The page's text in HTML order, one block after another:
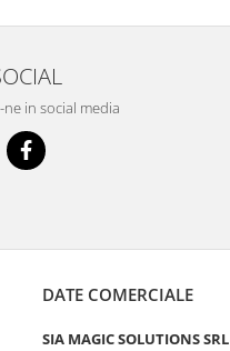
ne in social media
DATE COMERCIALE
SIA MAGIC SOLUTIONS SRL